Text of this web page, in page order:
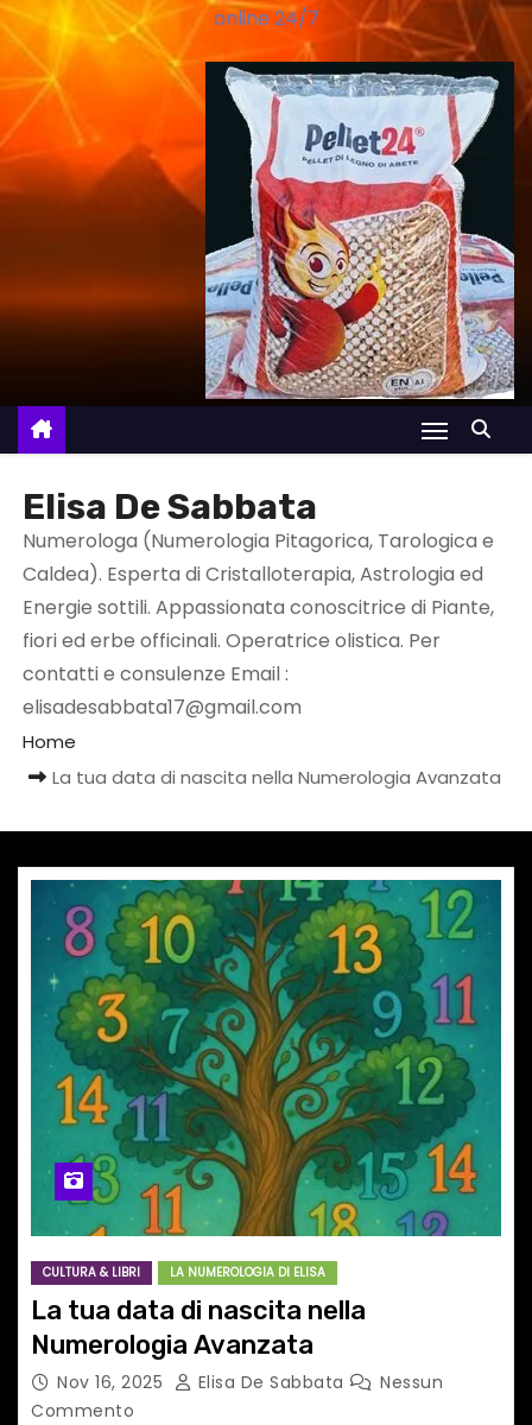
online 24/7
Elisa De Sabbata
Numerologa (Numerologia Pitagorica, Tarologica e
Caldea). Esperta di Cristalloterapia, Astrologia ed
Energie sottili. Appassionata conoscitrice di Piante,
fiori ed erbe officinali. Operatrice olistica. Per
contatti e consulenze Email :
elisadesabbata17@gmail.com
Home
La tua data di nascita nella Numerologia Avanzata
CULTURA & LIBRI LA NUMEROLOGIA DI ELISA
La tua data di nascita nella
Numerologia Avanzata
Nov 16, 2025 Elisa De Sabbata
Nessun
Commento